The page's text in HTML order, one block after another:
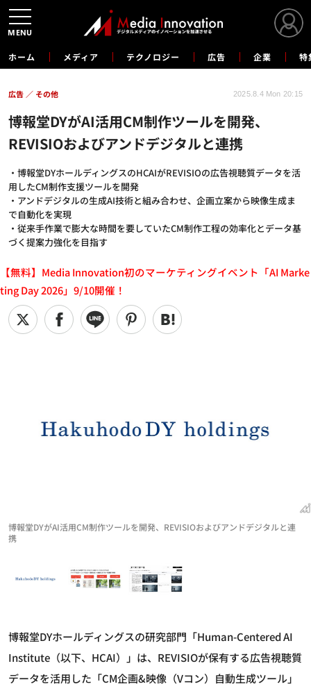
ホーム メディア テクノロジー 広告 企業 特
博報堂DYがAI活用CM制作ツールを開発、
REVISIOおよびアンドデジタルと連携
・博報堂DYホールディングスのHCAIがREVISIOの広告視聴質データを活
用したCM制作支援ツールを開発
・アンドデジタルの生成AI技術と組み合わせ、企画立案から映像生成ま
で自動化を実現
・従来手作業で膨大な時間を要していたCM制作工程の効率化とデータ基
づく提案力強化を目指す
広告 その他 2025.8.4 Mon 20:15
【無料】Media Innovation初のマーケティングイベント「AI Marke
ting Day 2026」9/10開催！
博報堂DYがAI活用CM制作ツールを開発、REVISIOおよびアンドデジタルと連
携
博報堂DYホールディングスの研究部門「Human-Centered AI
Institute（以下、HCAI）」は、REVISIOが保有する広告視聴質
データを活用した「CM企画&映像（Vコン）自動生成ツール」
MENU